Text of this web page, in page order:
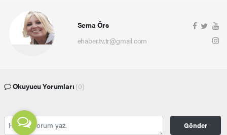
Sema Örs
ehaber.tv.tr@gmail.com
Okuyucu Yorumları (0)
Gönder